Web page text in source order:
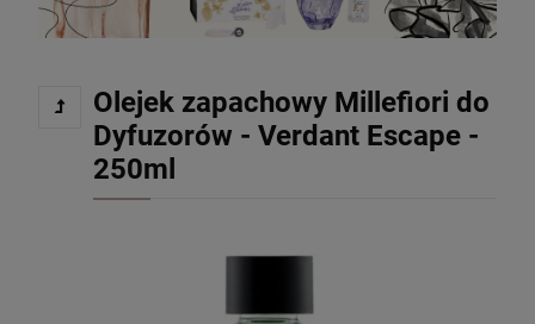
Olejek zapachowy Millefiori do
Dyfuzorów - Verdant Escape -
250ml